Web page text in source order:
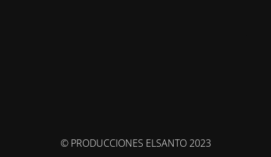
© PRODUCCIONES ELSANTO 2023